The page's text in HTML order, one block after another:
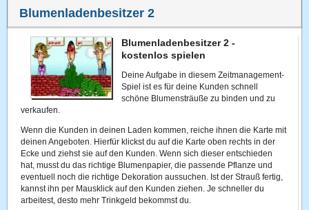
Blumenladenbesitzer 2
Blumenladenbesitzer 2 -
kostenlos spielen
Deine Aufgabe in diesem Zeitmanagement-
Spiel ist es für deine Kunden schnell
schöne Blumensträuße zu binden und zu
verkaufen.
Wenn die Kunden in deinen Laden kommen, reiche ihnen die Karte mit
deinen Angeboten. Hierfür klickst du auf die Karte oben rechts in der
Ecke und ziehst sie auf den Kunden. Wenn sich dieser entschieden
hat, musst du das richtige Blumenpapier, die passende Pflanze und
eventuell noch die richtige Dekoration aussuchen. Ist der Strauß fertig,
kannst ihn per Mausklick auf den Kunden ziehen. Je schneller du
arbeitest, desto mehr Trinkgeld bekommst du.